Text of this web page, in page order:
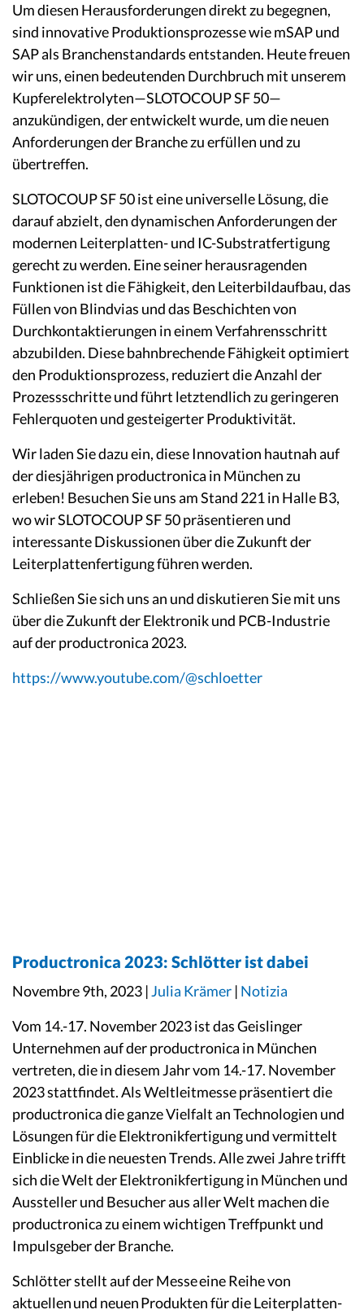
Um diesen Herausforderungen direkt zu begegnen,
sind innovative Produktionsprozesse wie mSAP und
SAP als Branchenstandards entstanden. Heute freuen
wir uns, einen bedeutenden Durchbruch mit unserem
Kupferelektrolyten—SLOTOCOUP SF 50—
anzukündigen, der entwickelt wurde, um die neuen
Anforderungen der Branche zu erfüllen und zu
übertreffen.
SLOTOCOUP SF 50 ist eine universelle Lösung, die
darauf abzielt, den dynamischen Anforderungen der
modernen Leiterplatten- und IC-Substratfertigung
gerecht zu werden. Eine seiner herausragenden
Funktionen ist die Fähigkeit, den Leiterbildaufbau, das
Füllen von Blindvias und das Beschichten von
Durchkontaktierungen in einem Verfahrensschritt
abzubilden. Diese bahnbrechende Fähigkeit optimiert
den Produktionsprozess, reduziert die Anzahl der
Prozessschritte und führt letztendlich zu geringeren
Fehlerquoten und gesteigerter Produktivität.
Wir laden Sie dazu ein, diese Innovation hautnah auf
der diesjährigen productronica in München zu
erleben! Besuchen Sie uns am Stand 221 in Halle B3,
wo wir SLOTOCOUP SF 50 präsentieren und
interessante Diskussionen über die Zukunft der
Leiterplattenfertigung führen werden.
Schließen Sie sich uns an und diskutieren Sie mit uns
über die Zukunft der Elektronik und PCB-Industrie
auf der productronica 2023.
https://www.youtube.com/@schloetter
Productronica 2023: Schlötter ist dabei
Novembre 9th, 2023 |Julia Krämer | Notizia
Vom 14.-17. November 2023 ist das Geislinger
Unternehmen auf der productronica in München
vertreten, die in diesem Jahr vom 14.-17. November
2023 stattfindet. Als Weltleitmesse präsentiert die
productronica die ganze Vielfalt an Technologien und
Lösungen für die Elektronikfertigung und vermittelt
Einblicke in die neuesten Trends. Alle zwei Jahre trifft
sich die Welt der Elektronikfertigung in München und
Aussteller und Besucher aus aller Welt machen die
productronica zu einem wichtigen Treffpunkt und
Impulsgeber der Branche.
Schlötter stellt auf der Messe eine Reihe von
aktuellen und neuen Produkten für die Leiterplatten-